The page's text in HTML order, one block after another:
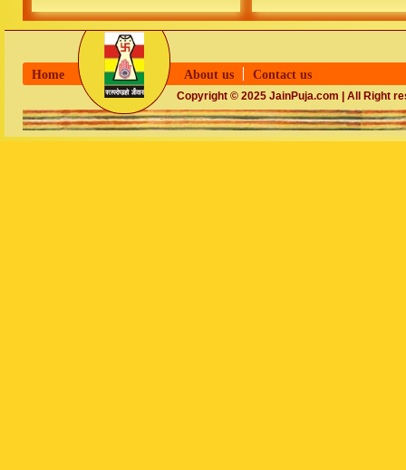
Home About us Contact us
Copyright © 2025 JainPuja.com | All Right